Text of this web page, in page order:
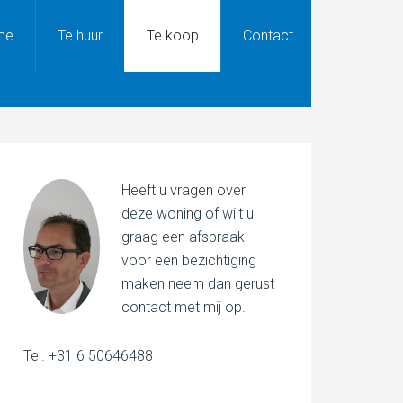
Te huur Te koop Contact
Heeft u vragen over
deze woning of wilt u
graag een afspraak
voor een bezichtiging
maken neem dan gerust
contact met mij op.
Tel. +31 6 50646488